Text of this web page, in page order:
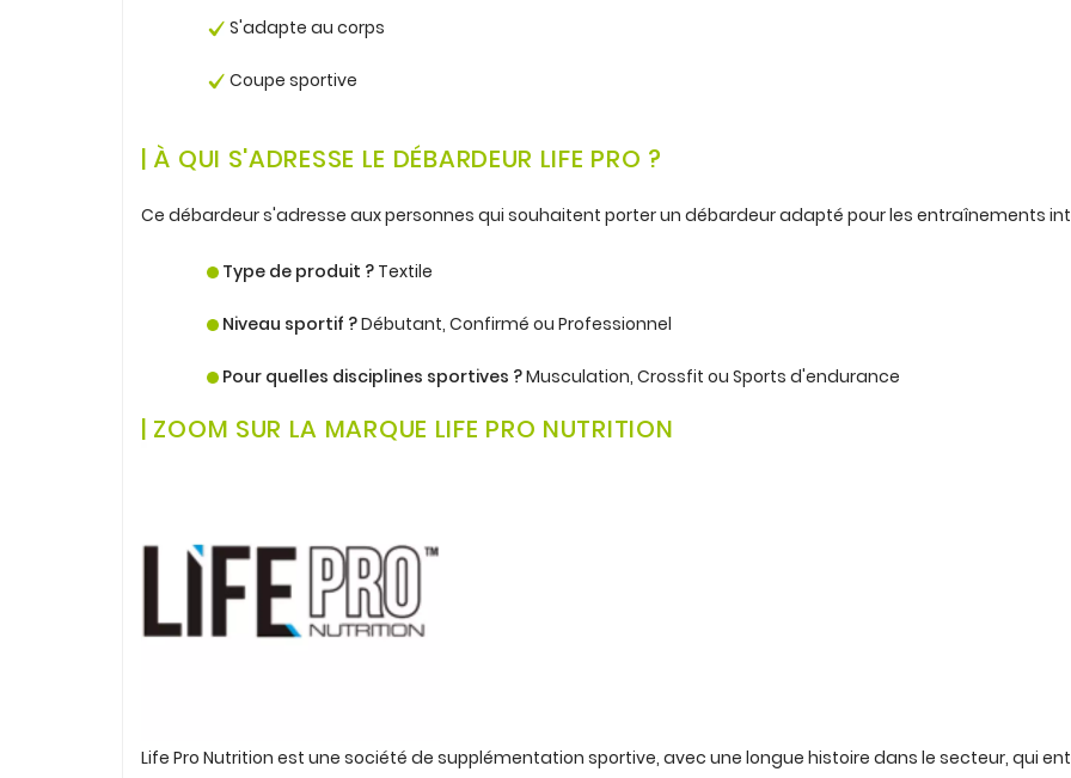
S'adapte au corps
Coupe sportive
| À QUI S'ADRESSE LE DÉBARDEUR LIFE PRO ?
Ce débardeur s'adresse aux personnes qui souhaitent porter un débardeur adapté pour les entraînements
Type de produit ? Textile
Niveau sportif ?Débutant, Confirmé ou Professionnel
Pour quelles disciplines sportives ?Musculation, Crossfit ou Sports d'endurance
| ZOOM SUR LA MARQUE LIFE PRO NUTRITION
Life Pro Nutrition est une société de supplémentation sportive, avec une longue histoire dans le secteur, qui